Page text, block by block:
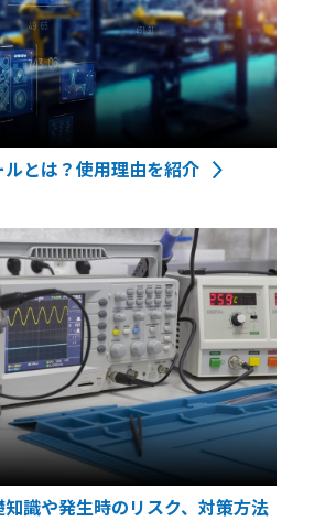
とは？使用理由を紹介
識や発生時のリスク、対策方法